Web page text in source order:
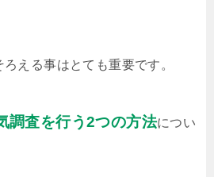
える事はとても重要です。
調査を行う2つの方法につい